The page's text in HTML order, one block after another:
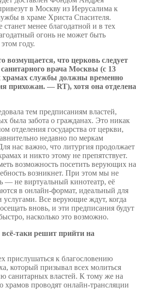
в Москву из Иерусалима к
в храме Христа Спасителя.
менее благодатной и в тех
огонь не может быть
году.
возмущается, что церковь следует
врача Москвы (с 13
храмах службы должны временно
прихожан. — RT), хотя она отделена
тем предписаниям властей,
была забота о гражданах. Это никак
отделения государства от церкви,
недавно по меркам
нас важно, что литургия продолжает
и никто этому не препятствует.
возможность посетить верующих на
возникнет. При этом мы не
— не виртуальный кинотеатр, её
в онлайн-формат, идеальный для
услугами. Все верующие ждут, когда
вновь, и эти предписания будут
насколько это возможно.
таки решит прийти на
к благословению
который призывал всех молиться
санитарных властей. К тому же на
проводят онлайн-трансляции